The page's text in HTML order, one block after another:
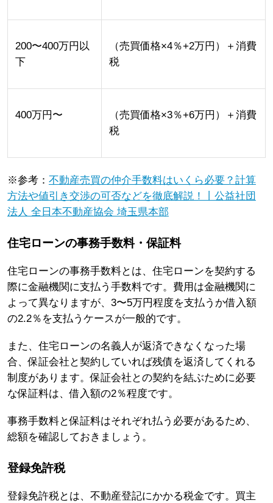
200〜400万円以
下
（売買価格×4％+2万円）＋消費
税
400万円〜
（売買価格×3％+6万円）＋消費
税
※参考： 不動産売買の仲介手数料はいくら必要？計算
方法や値引き交渉の可否などを徹底解説！丨公益社団
法人 全日本不動産協会 埼玉県本部
住宅ローンの事務手数料・保証料
住宅ローンの事務手数料とは、住宅ローンを契約する
際に金融機関に支払う手数料です。費用は金融機関に
よって異なりますが、3〜5万円程度を支払うか借入額
の2.2％を支払うケースが一般的です。
また、住宅ローンの名義人が返済できなくなった場
合、保証会社と契約していれば残債を返済してくれる
制度があります。保証会社との契約を結ぶために必要
な保証料は、借入額の2％程度です。
事務手数料と保証料はそれぞれ払う必要があるため、
総額を確認しておきましょう。
登録免許税
登録免許税とは、不動産登記にかかる税金です。買主